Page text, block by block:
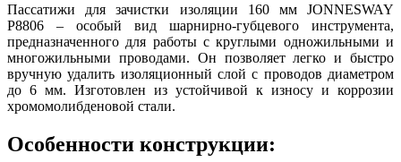
Пассатижи для зачистки изоляции 160 мм JONNESWAY
P8806 – особый вид шарнирно-губцевого инструмента,
предназначенного для работы с круглыми одножильными и
многожильными проводами. Он позволяет легко и быстро
вручную удалить изоляционный слой с проводов диаметром
до 6 мм. Изготовлен из устойчивой к износу и коррозии
хромомолибденовой стали.
Особенности конструкции: